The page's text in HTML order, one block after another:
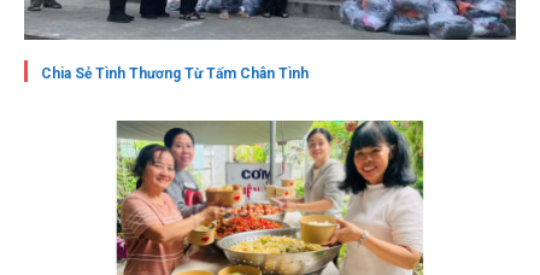
Chia Sẻ Tình Thương Từ Tấm Chân Tình